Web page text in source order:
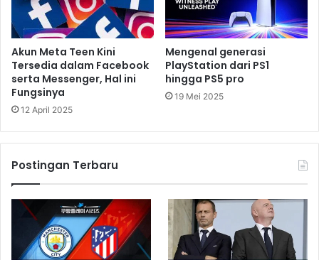
Akun Meta Teen Kini
Tersedia dalam Facebook
serta Messenger, Hal ini
Fungsinya
12 April 2025
Mengenal generasi
PlayStation dari PS1
hingga PS5 pro
19 Mei 2025
Postingan Terbaru